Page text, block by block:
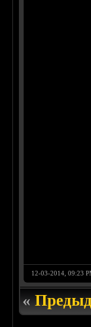
12-03-2014, 09:23
«